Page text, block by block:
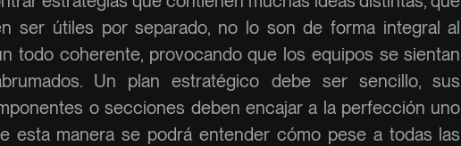
ser útiles por separado, no lo son de forma integral al
todo coherente, provocando que los equipos se sientan
Un plan estratégico debe ser sencillo, sus
o secciones deben encajar a la perfección uno
esta manera se podrá entender cómo pese a todas las